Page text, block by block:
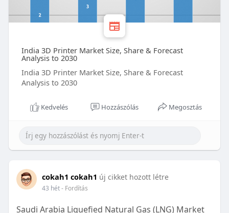
India 3D Printer Market Size, Share & Forecast
Analysis to 2030
India 3D Printer Market Size, Share & Forecast
Analysis to 2030
Kedvelés Hozzászólás Megosztás
cokah1 cokah1 új cikket hozott létre
43 hét- Fordítás
Saudi Arabia Liquefied Natural Gas (LNG) Market